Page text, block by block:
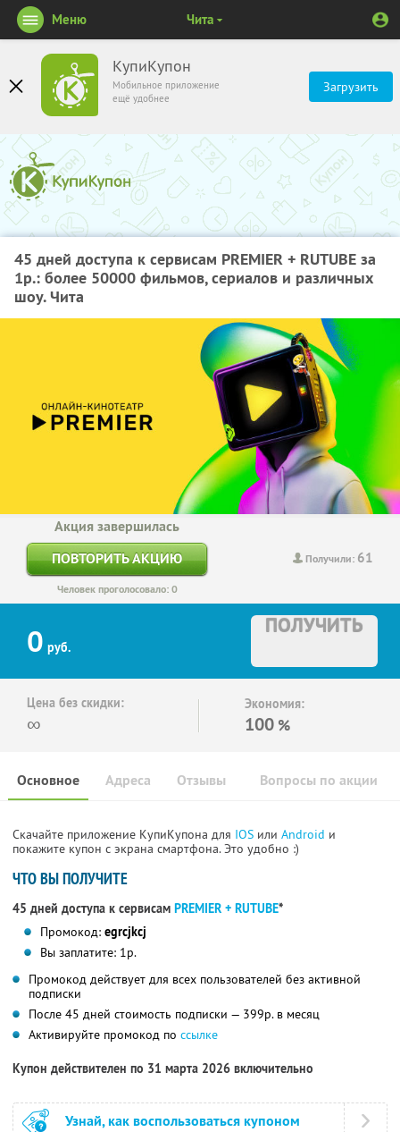
КупиКупон
Мобильное приложение
ещё удобнее
Загрузить
Меню Чита
45 дней доступа к сервисам PREMIER + RUTUBE за
1р.: более 50000 фильмов, сериалов и различных
шоу. Чита
Получили: 61
Акция завершилась
ПОВТОРИТЬ АКЦИЮ
Человек проголосовало: 0
0 руб.
ПОЛУЧИТЬ
Цена без скидки:
∞
Экономия:
100 %
Основное Отзывы Вопросы по акции
Адреса
Скачайте приложение КупиКупона для IOS или Android и
покажите купон с экрана смартфона. Это удобно :)
ЧТО ВЫ ПОЛУЧИТЕ
45 дней доступа к сервисам PREMIER + RUTUBE*
Промокод: egrcjkcj
Вы заплатите: 1р.
Промокод действует для всех пользователей без активной
подписки
После 45 дней стоимость подписки — 399р. в месяц
Активируйте промокод по ссылке
Купон действителен по 31 марта 2026 включительно
Узнай, как воспользоваться купоном